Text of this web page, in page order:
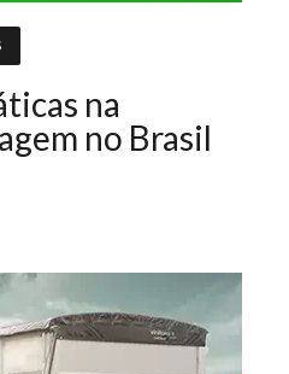
na
no Brasil